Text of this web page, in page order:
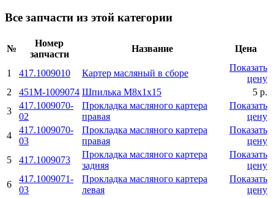
Все запчасти из этой категории
№
Номер
запчасти
Название Цена
1 417.1009010 Картер масляный в сборе
Показать
цену
2
451М-1009074 Шпилька М8х1х15
5 р.
3
417.1009070-
02
Прокладка масляного картера
правая
Показать
цену
4
417.1009070-
03
Прокладка масляного картера
правая
Показать
цену
5
417.1009073
Прокладка масляного картера
задняя
Показать
цену
6
417.1009071-
03
Прокладка масляного картера
левая
Показать
цену